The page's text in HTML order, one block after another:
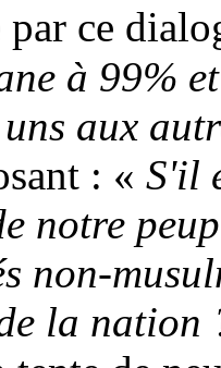
par ce
à 99% et
uns aux
: « S'il
notre
non-
la nation